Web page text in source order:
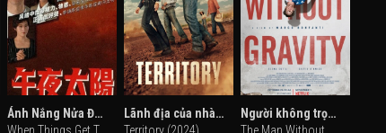
Ánh Nắng Nửa Đêm
Lãnh địa của nhà Lawson
Người không trọng lực